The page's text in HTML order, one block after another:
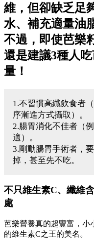
維，但卻缺乏足
水、補充適量油
不過，即使芭樂
還是建議3種人
量！
1.不習慣高纖飲食者
序漸進方式攝取）。
2.腸胃消化不佳者（
適）。
3.剛動腸胃手術者，
掉，甚至先不吃。
不只維生素C、纖維
處
芭樂營養真的超豐富，小
的維生素C之王的美名。